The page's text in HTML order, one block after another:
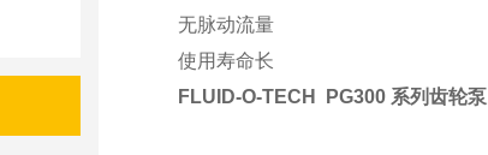
无脉动流量
使用寿命长
FLUID-O-TECH PG300 系列齿轮泵